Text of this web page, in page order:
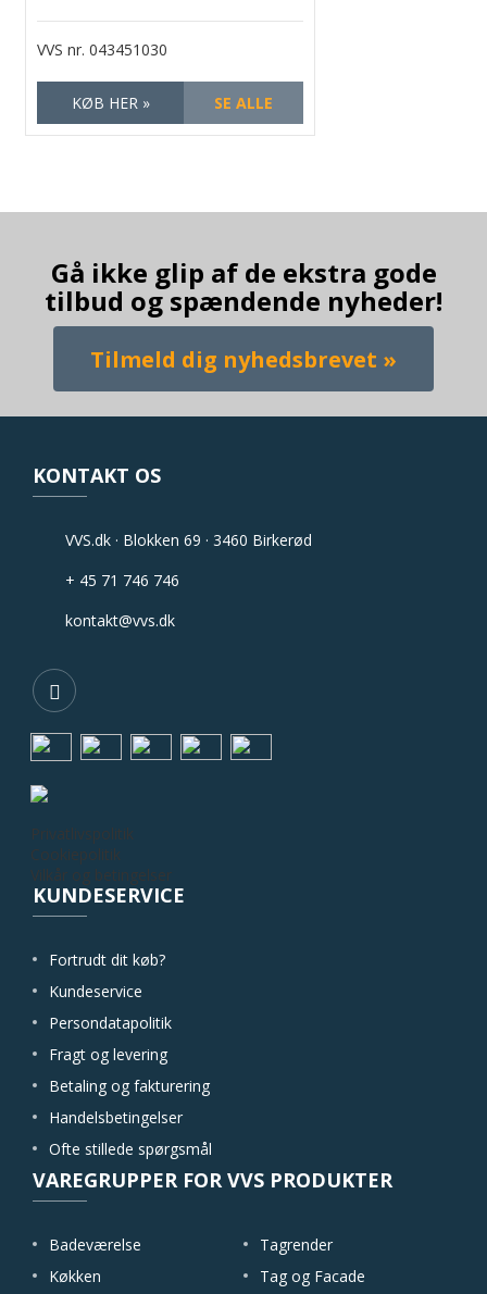
VVS nr. 043451030
KØB HER » SE ALLE
Gå ikke glip af de ekstra gode
tilbud og spændende nyheder!
KONTAKT OS
VVS.dk · Blokken 69 · 3460 Birkerød
+ 45 71 746 746
kontakt@vvs.dk
Privatlivspolitik
Cookiepolitik
Vilkår og betingelser
KUNDESERVICE
Fortrudt dit køb?
Kundeservice
Persondatapolitik
Fragt og levering
Betaling og fakturering
Handelsbetingelser
Ofte stillede spørgsmål
VAREGRUPPER FOR VVS PRODUKTER
Badeværelse
Køkken
Tagrender
Tag og Facade